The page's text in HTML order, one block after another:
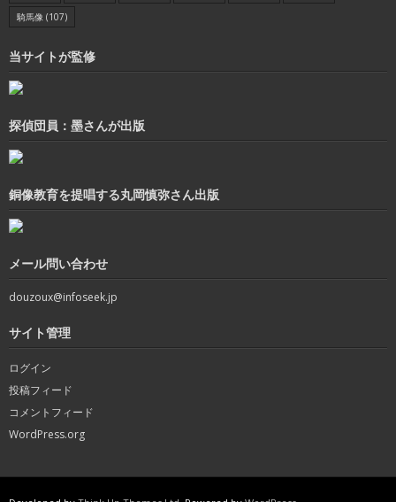
騎馬像 (107)
当サイトが監修
探偵団員：墨さんが出版
銅像教育を提唱する丸岡慎弥さん出版
メール問い合わせ
douzoux@infoseek.jp
サイト管理
ログイン
投稿フィード
コメントフィード
WordPress.org